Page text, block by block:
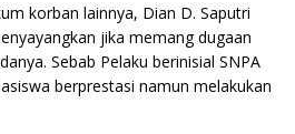
korban lainnya, Dian D. Saputri
jika memang dugaan
Sebab Pelaku berinisial SNPA
berprestasi namun melakukan